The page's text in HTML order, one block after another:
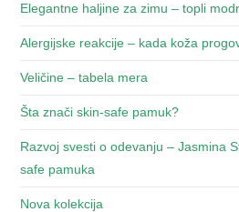
Elegantne haljine za zimu – topli
Alergijske reakcije – kada koža
Veličine – tabela mera
Šta znači skin-safe pamuk?
Razvoj svesti o odevanju – Jasmina
safe pamuka
Nova kolekcija